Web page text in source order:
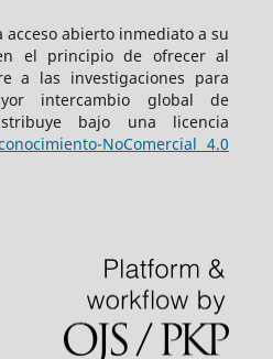
acceso abierto inmediato a su
el principio de ofrecer al
a las investigaciones para
intercambio global de
bajo una licencia
NoComercial 4.0